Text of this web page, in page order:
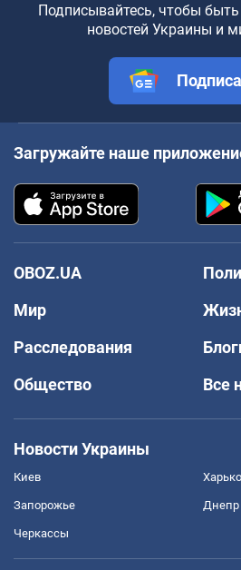
Подписывайтесь, чтобы
новостей Украины и
Загружайте наше
OBOZ.UA
Мир
Расследования
Общество
Все
Новости Украины
Киев
Запорожье Днепр
Черкассы